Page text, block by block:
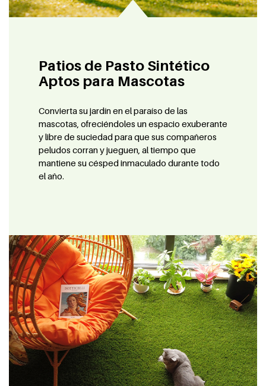
Patios de Pasto Sintético
Aptos para Mascotas
Convierta su jardín en el paraíso de las
mascotas, ofreciéndoles un espacio exuberante
y libre de suciedad para que sus compañeros
peludos corran y jueguen, al tiempo que
mantiene su césped inmaculado durante todo
el año.